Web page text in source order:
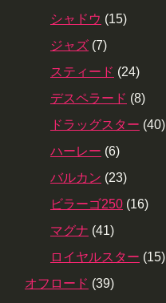
シャドウ (15)
ジャズ (7)
スティード (24)
デスペラード (8)
ドラッグスター (40)
ハーレー (6)
バルカン (23)
ビラーゴ250 (16)
マグナ (41)
ロイヤルスター (15)
オフロード (39)